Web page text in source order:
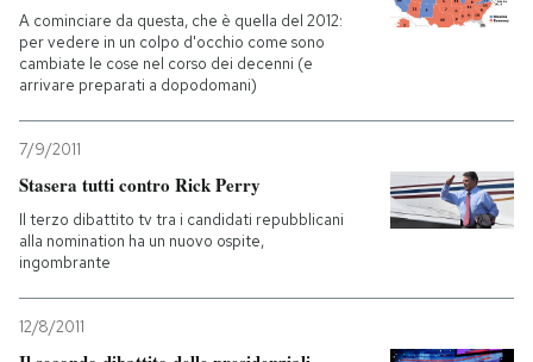
A cominciare da questa, che è quella del 2012:
per vedere in un colpo d'occhio come sono
cambiate le cose nel corso dei decenni (e
arrivare preparati a dopodomani)
7/9/2011
Stasera tutti contro Rick Perry
Il terzo dibattito tv tra i candidati repubblicani
alla nomination ha un nuovo ospite,
ingombrante
12/8/2011